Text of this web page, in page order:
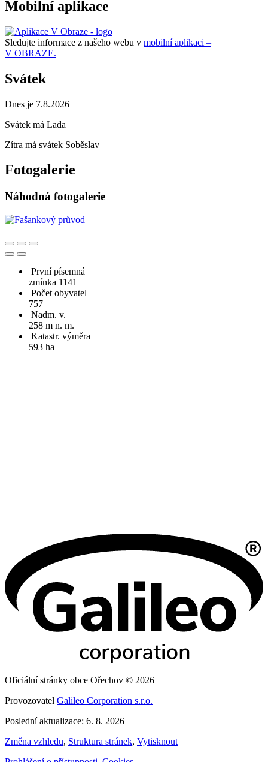
Mobilní aplikace
Sledujte informace z našeho webu v mobilní aplikaci –
V OBRAZE.
Svátek
Dnes je 7.8.2026
Svátek má Lada
Zítra má svátek Soběslav
Fotogalerie
Náhodná fotogalerie
První písemná
zmínka 1141
Počet obyvatel
757
Nadm. v.
258 m n. m.
Katastr. výměra
593 ha
Oficiální stránky obce Ořechov © 2026
Provozovatel Galileo Corporation s.r.o.
Poslední aktualizace: 6. 8. 2026
Změna vzhledu, Struktura stránek, Vytisknout